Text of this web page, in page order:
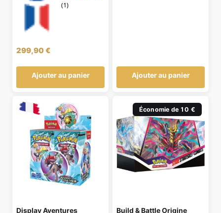
(1)
299,90€
Ajouter au panier Ajouter au panier
Display Aventures
Économie de 10 €
Build & Battle Origine